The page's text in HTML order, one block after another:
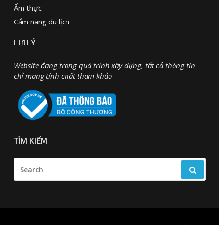
Ẩm thực
Cẩm nang du lịch
LƯU Ý
Website đang trong quá trình xây dựng, tất cả thông tin
chỉ mang tính chất tham khảo
TÌM KIẾM
FOR: